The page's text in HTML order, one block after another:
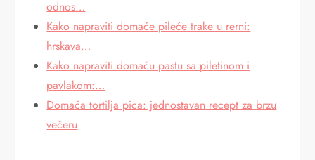
odnos…
Kako napraviti domaće pileće trake u rerni:
hrskava…
Kako napraviti domaću pastu sa piletinom i
pavlakom:…
Domaća tortilja pica: jednostavan recept za brzu
večeru